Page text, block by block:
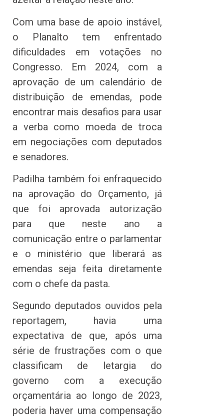
Com uma base de apoio instável,
o Planalto tem enfrentado
dificuldades em votações no
Congresso. Em 2024, com a
aprovação de um calendário de
distribuição de emendas, pode
encontrar mais desafios para usar
a verba como moeda de troca
em negociações com deputados
e senadores.
Padilha também foi enfraquecido
na aprovação do Orçamento, já
que foi aprovada autorização
para que neste ano a
comunicação entre o parlamentar
e o ministério que liberará as
emendas seja feita diretamente
com o chefe da pasta.
Segundo deputados ouvidos pela
reportagem, havia uma
expectativa de que, após uma
série de frustrações com o que
classificam de letargia do
governo com a execução
orçamentária ao longo de 2023,
poderia haver uma compensação